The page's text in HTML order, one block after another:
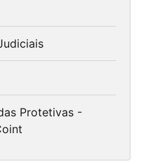
Protetivas -